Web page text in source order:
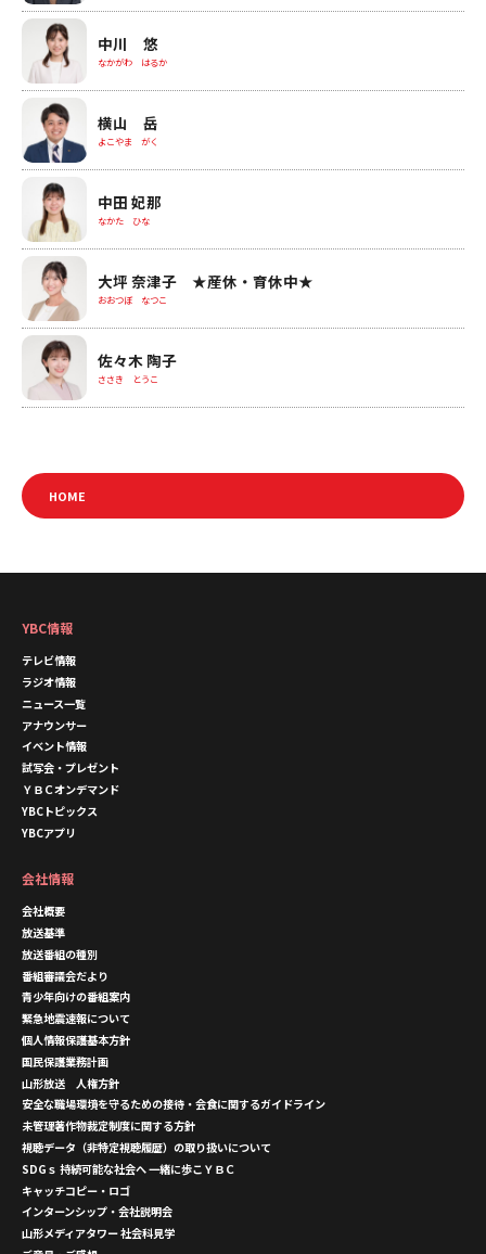
中川 悠
なかがわ はるか
横山 岳
よこやま がく
中田 妃那
なかた ひな
大坪 奈津子 ★産休・育休中★
おおつぼ なつこ
佐々木 陶子
ささき とうこ
HOME
YBC情報
テレビ情報
ラジオ情報
ニュース一覧
アナウンサー
イベント情報
試写会・プレゼント
ＹＢＣオンデマンド
YBCトピックス
YBCアプリ
会社情報
会社概要
放送基準
放送番組の種別
番組審議会だより
青少年向けの番組案内
緊急地震速報について
個人情報保護基本方針
国民保護業務計画
山形放送 人権方針
安全な職場環境を守るための接待・会食に関するガイドライン
未管理著作物裁定制度に関する方針
視聴データ（非特定視聴履歴）の取り扱いについて
SDGｓ 持続可能な社会へ 一緒に歩こＹＢＣ
キャッチコピー・ロゴ
インターンシップ・会社説明会
山形メディアタワー 社会科見学